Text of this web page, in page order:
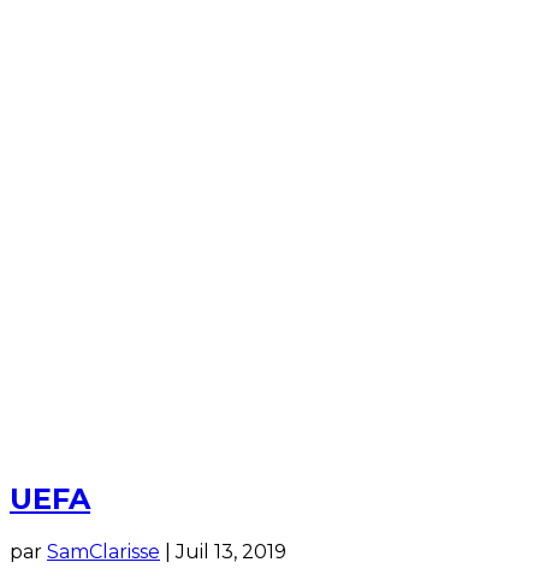
UEFA
par SamClarisse |Juil 13, 2019